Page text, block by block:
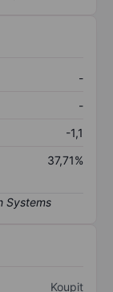
-
-
-1,1
37,71%
Koupit